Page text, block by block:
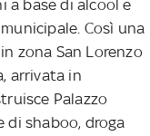
a base di alcool e
Così una
zona San Lorenzo
arrivata in
Palazzo
di shaboo, droga